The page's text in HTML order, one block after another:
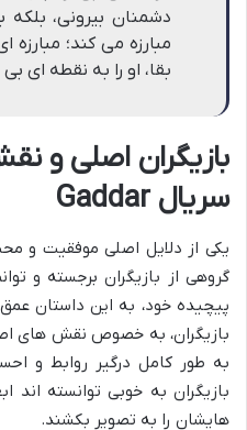
دشمنان بیرونی، بلکه
مبارزه می کند؛
بقا، او را به نقطه
بازیگران اصلی و
سریال Gaddar
یکی از دلایل اصلی موفقیت و
گروهی از بازیگران برجسته و
پیچیده خود، به این داستان
بازیگران، به خصوص نقش های
به طور کامل درگیر روابط و
بازیگران به خوبی توانسته
هایشان را به تصویر بکشند.